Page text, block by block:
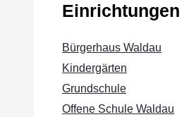
Einrichtungen
Bürgerhaus Waldau
Kindergärten
Grundschule
Offene Schule Waldau